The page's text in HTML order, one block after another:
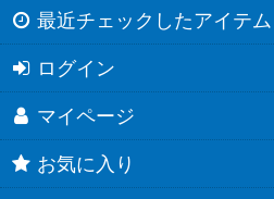
最近チェックしたアイテム
ログイン
マイページ
お気に入り